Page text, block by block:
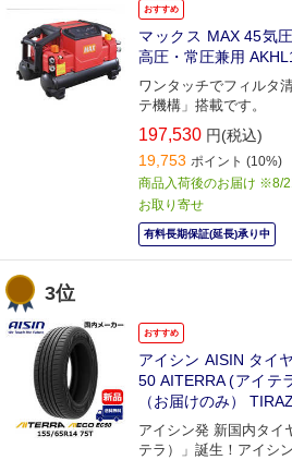
おすすめ
マックス MAX 45気
高圧・常圧兼用
ワンタッチでフィルタ
テ機構」搭載です。
197,530 円(税込)
19,753 ポイント (10%)
商品入荷後のお届け ※8/
お取り寄せ
有料長期保証(延長)承り中
3位
おすすめ
アイシン AISIN タイ
50 AITERRA (アイテ
（お届けのみ）
アイシン発 新国内タイ
テラ）」誕生！アイシ